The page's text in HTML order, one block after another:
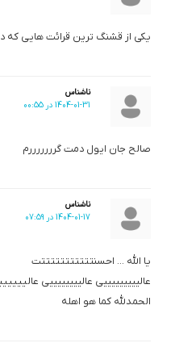
یکی از قشنگ ترین قرائت هایی که
ناشناس
1404-01-31 در 00:55
صالح جان ایول دمت گرررررررم
ناشناس
1404-01-17 در 07:59
یا الله … احسنتتتتتتتتتتتت
عالیییییییییی عالییییییییی
الحمدلله کما هو اهله